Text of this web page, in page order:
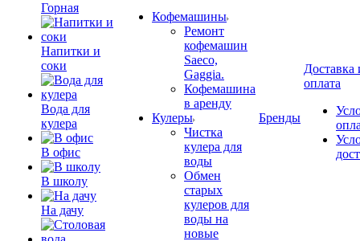
Горная
Напитки и
соки
Вода для
кулера
В офис
В школу
На дачу
Кофемашины
Ремонт
кофемашин
Saeco,
Gaggia.
Кофемашина
в аренду
Кулеры
Чистка
кулера для
воды
Обмен
старых
кулеров для
воды на
новые
Бренды
Доставка
оплата